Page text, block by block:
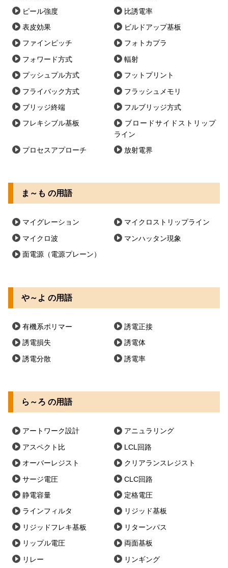
ピール強度 比誘電率
表皮効果 ビルドアップ基板
ファインピッチ フォトカプラ
フォワード方式 輻射
プッシュプル方式 フットプリント
フライバック方式 フラッシュメモリ
ブリッジ終端 フルブリッジ方式
フレキシブル基板
ブロードサイドストリップ
ライン
プロセスアプローチ 放射電界
ま～も の用語
マイグレーション マイクロストリップライン
マイクロ波 マンハッタン現象
面電源（電源プレーン）
や～よ の用語
有機系ポリマー 誘電正接
誘電損失 誘電体
誘電分散 誘電率
ら～ろ の用語
アートワーク設計 アニュラリング
アスペクト比 LCL回路
オーバーレジスト クリアランスレジスト
サージ電圧 CLC回路
静電容量 定格電圧
ラインフィルタ リジッド基板
リジッドフレキ基板 リターンパス
リップル電圧 両面基板
リレー リンギング